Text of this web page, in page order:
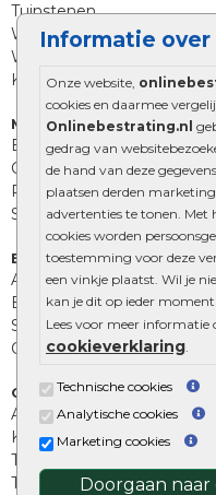
Informatie over
Onze website,
cookies en daarmee
Onlinebestrating.nl
gedrag van
de hand van deze
plaatsen derden
advertenties te tonen.
cookies worden
toestemming voor deze
een vinkje plaatst. Wil je
kan je dit op ieder moment
Lees voor meer informatie
cookieverklaring
Technische cookies
Analytische cookies
Marketing cookies
Doorgaan naar
Tuinstenen
Waalformaat
Wildverband bestrating
Kingstones
Muurelementen
Betonbielzen
Opsluitbanden
Palissades
Stapelblokken
Extra benodigdheden
Afwatering en diversen
Beplantings en
Split, grind en zand
Oprit tegels
Overig
Aanbiedingen
Kunstgras
Tuintegels outlet
Terrastegels leggen